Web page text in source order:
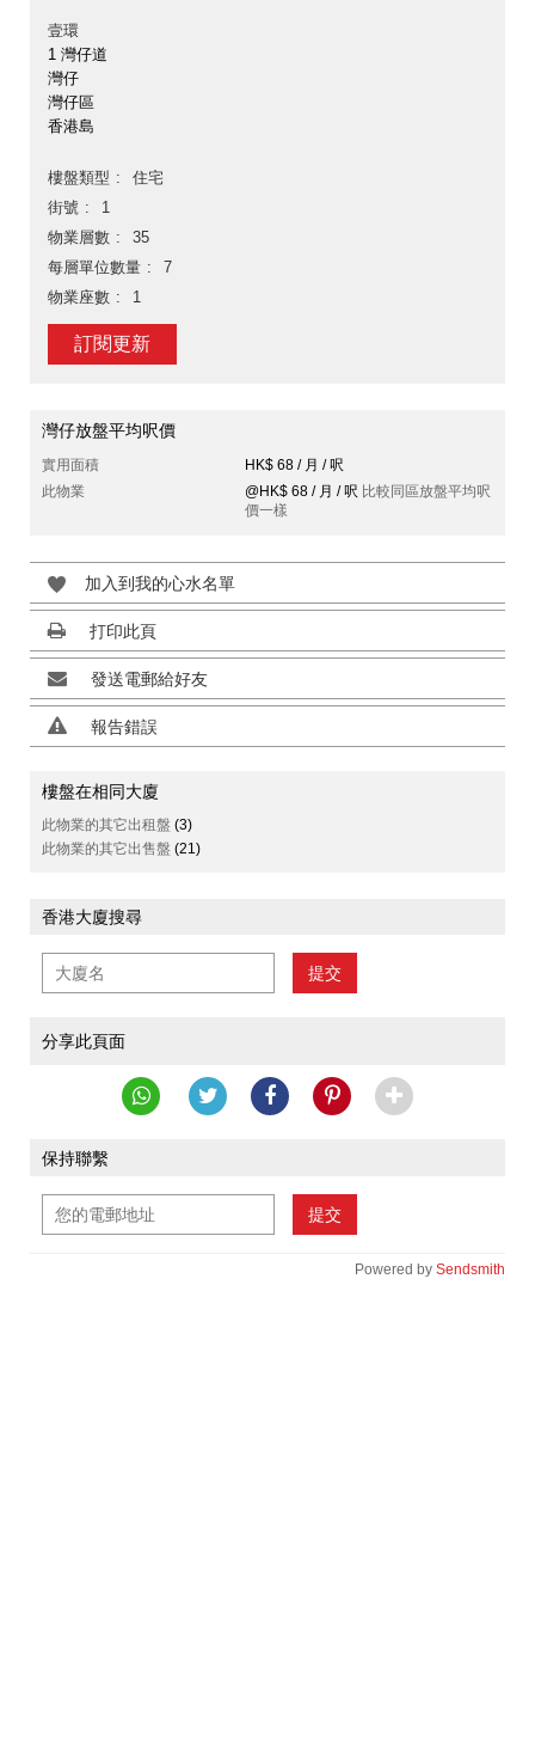
壹環
1 灣仔道
灣仔
灣仔區
香港島
樓盤類型
住宅
街號
1
物業層數
35
每層單位數量
7
物業座數
1
訂閱更新
灣仔放盤平均呎價
實用面積
HK$ 68 / 月 / 呎
此物業
@HK$ 68 / 月 / 呎 比較同區放盤平均呎
價一樣
加入到我的心水名單
打印此頁
發送電郵給好友
報告錯誤
樓盤在相同大廈
此物業的其它出租盤 (3)
此物業的其它出售盤 (21)
香港大廈搜尋
提交
分享此頁面
保持聯繫
提交
Powered by Sendsmith